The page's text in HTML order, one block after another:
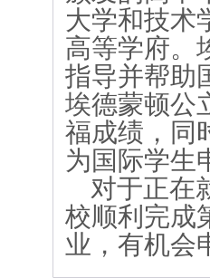
大学和技术
高等学府。
指导并帮助
埃德蒙顿公
福成绩，同
为国际学生
对于正在
校顺利完成
业，有机会